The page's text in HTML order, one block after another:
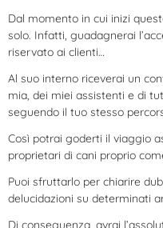
Dal momento in cui inizi
solo. Infatti, guadagnerai
riservato ai clienti…
Al suo interno riceverai un
mia, dei miei assistenti e di
seguendo il tuo stesso
Così potrai goderti il viaggio
proprietari di cani proprio
Puoi sfruttarlo per chiarire
delucidazioni su determinati
Di conseguenza, avrai